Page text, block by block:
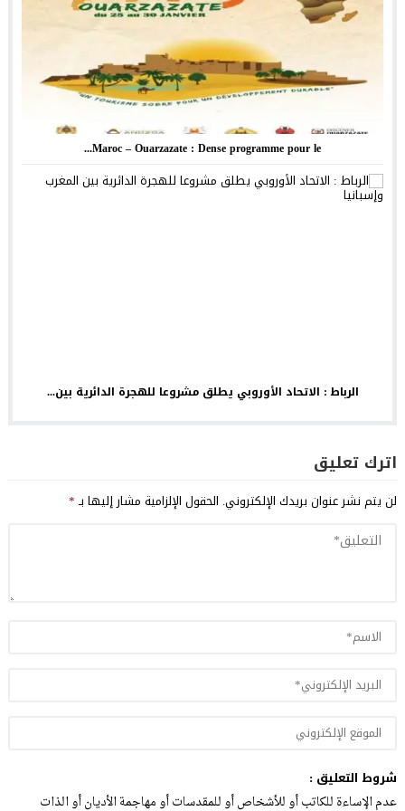
Maroc – Ouarzazate : Dense programme pour le...
الرباط : الاتحاد الأوروبي يطلق مشروعا للهجرة الدائرية بين...
اترك تعليق
لن يتم نشر عنوان بريدك الإلكتروني. الحقول الإلزامية مشار إليها بـ*
شروط التعليق :
عدم الإساءة للكاتب أو للأشخاص أو للمقدسات أو مهاجمة الأديان أو الذات